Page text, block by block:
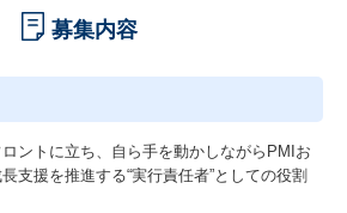
募集内容
ントに立ち、自ら手を動かしながらPMIお
支援を推進する“実行責任者”としての役割